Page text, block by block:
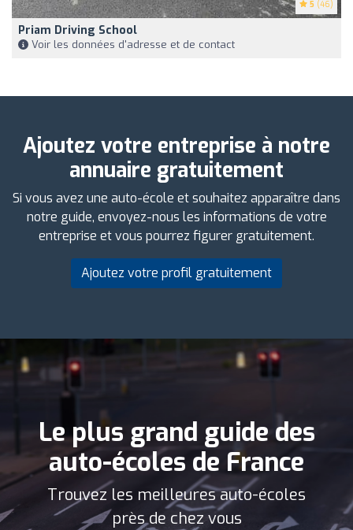
5 (46)
Priam Driving School
Voir les données d'adresse et de contact
Ajoutez votre entreprise à notre
annuaire gratuitement
Si vous avez une auto-école et souhaitez apparaître dans
notre guide, envoyez-nous les informations de votre
entreprise et vous pourrez figurer gratuitement.
Ajoutez votre profil gratuitement
Le plus grand guide des
auto-écoles de France
Trouvez les meilleures auto-écoles
près de chez vous